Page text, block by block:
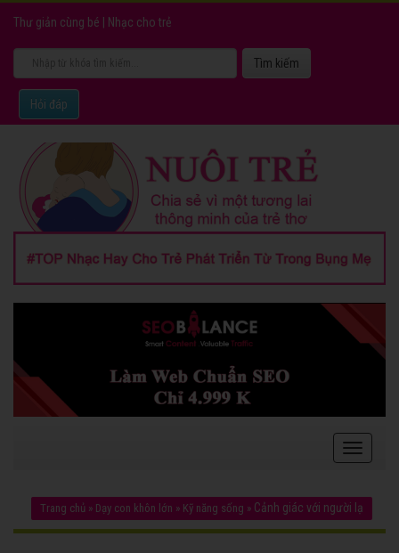
Thư giản cùng bé Nhạc cho trẻ
Hỏi đáp
Trang chủ » Dạy con khôn lớn » Kỹ năng sống » Cảnh giác với người lạ